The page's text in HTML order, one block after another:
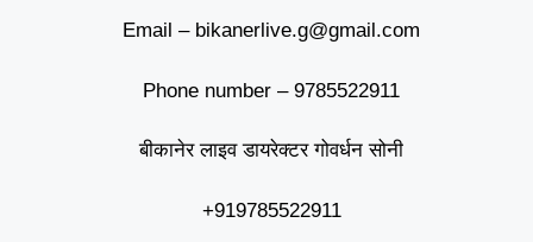
Email – bikanerlive.g@gmail.com
Phone number – 9785522911
बीकानेर लाइव डायरेक्टर गोवर्धन सोनी
+919785522911